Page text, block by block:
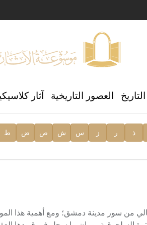
العالمي للغة العربية
العصور التاريخية آثار
ذ ر ز س ش ص ض ط
من سور مدينة دمشق؛ ومع أهمية هذا